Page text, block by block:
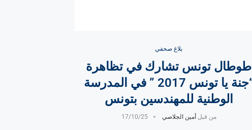
بلاغ صحفي
طوطال تونس تشارك في تظاهرة
“جنة يا تونس 2017 ” في المدرسة
الوطنية للمهندسين بتونس
من قبل أمين الجلاصي 17/10/25